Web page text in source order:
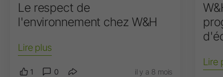
Le respect de
l'environnement chez W&H
Lire plus
1 0 il y a 8 mois
Lire